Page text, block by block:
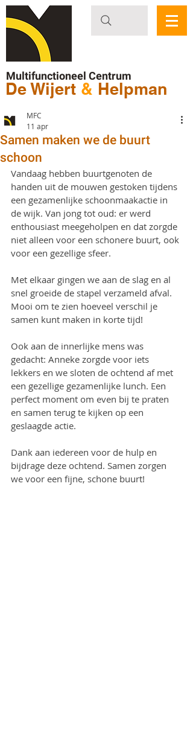
Multifunctioneel Centrum
De Wijert & Helpman
Samen maken we de buurt
schoon
MFC
11 apr
Vandaag hebben buurtgenoten de
handen uit de mouwen gestoken tijdens
een gezamenlijke schoonmaakactie in
de wijk. Van jong tot oud: er werd
enthousiast meegeholpen en dat zorgde
niet alleen voor een schonere buurt, ook
voor een gezellige sfeer.
Met elkaar gingen we aan de slag en al
snel groeide de stapel verzameld afval.
Mooi om te zien hoeveel verschil je
samen kunt maken in korte tijd!
Ook aan de innerlijke mens was
gedacht: Anneke zorgde voor iets
lekkers en we sloten de ochtend af met
een gezellige gezamenlijke lunch. Een
perfect moment om even bij te praten
en samen terug te kijken op een
geslaagde actie.
Dank aan iedereen voor de hulp en
bijdrage deze ochtend. Samen zorgen
we voor een fijne, schone buurt!